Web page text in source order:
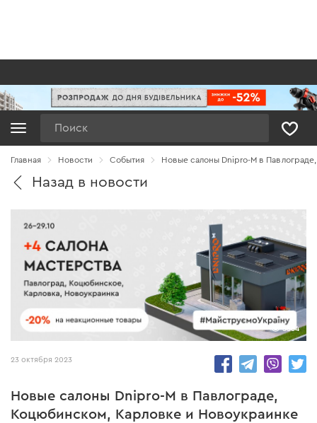
Главная Новости Cобытия Новые салоны Dnipro-M в
Назад в новости
5564
23 октября 2023
Новые салоны Dnipro-M в Павлограде,
Коцюбинском, Карловке и Новоукраинке